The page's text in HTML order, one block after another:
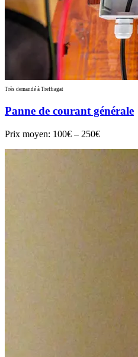
Très demandé à Treffiagat
Panne de courant générale
Prix moyen: 100€ – 250€